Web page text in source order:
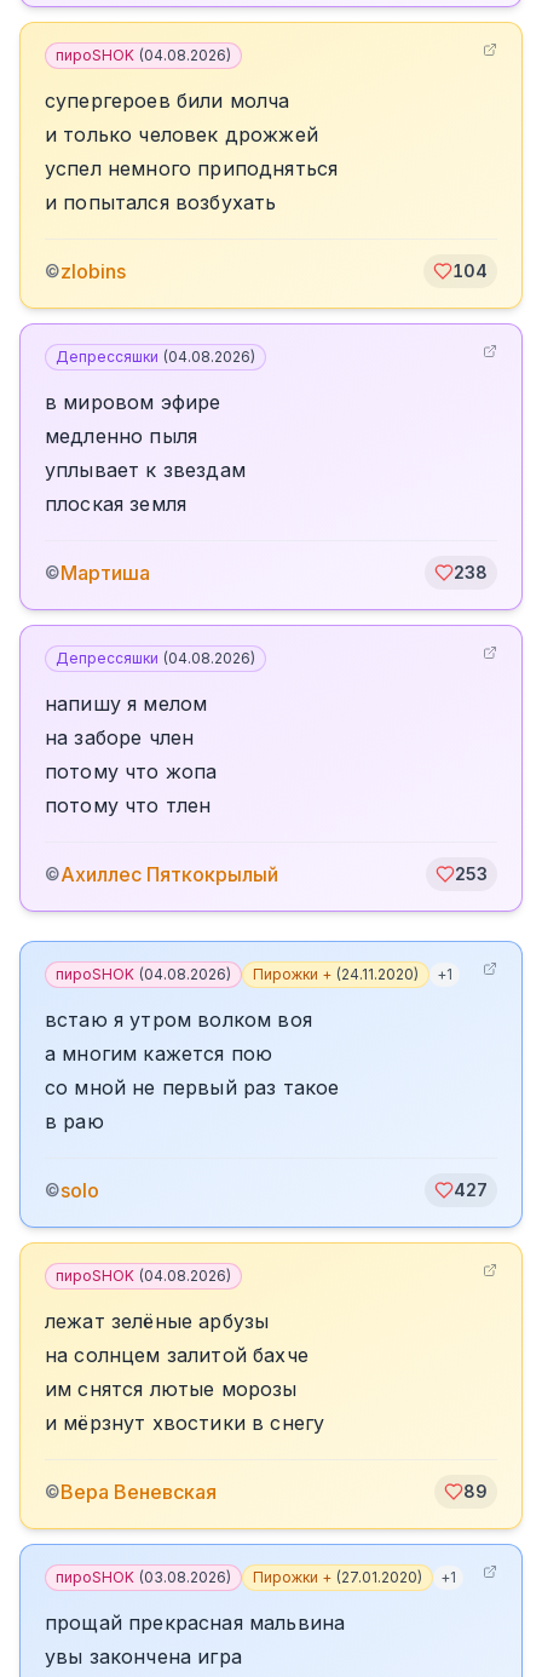
пироSHOK (04.08.2026)
супергероев били молча
и только человек дрожжей
успел немного приподняться
и попытался возбухать
©zlobins 104
Депрессяшки (04.08.2026)
в мировом эфире
медленно пыля
уплывает к звездам
плоская земля
©Мартиша 238
Депрессяшки (04.08.2026)
напишу я мелом
на заборе член
потому что жопа
потому что тлен
©Ахиллес Пяткокрылый 253
пироSHOK (04.08.2026) Пирожки + (24.11.2020) +1
встаю я утром волком воя
а многим кажется пою
со мной не первый раз такое
в раю
©solo 427
пироSHOK (04.08.2026)
лежат зелёные арбузы
на солнцем залитой бахче
им снятся лютые морозы
и мёрзнут хвостики в снегу
©Вера Веневская 89
пироSHOK (03.08.2026) Пирожки + (27.01.2020) +1
прощай прекрасная мальвина
увы закончена игра